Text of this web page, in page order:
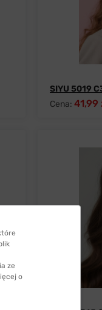
SIYU 5019
Cena: 41,99
ze
o